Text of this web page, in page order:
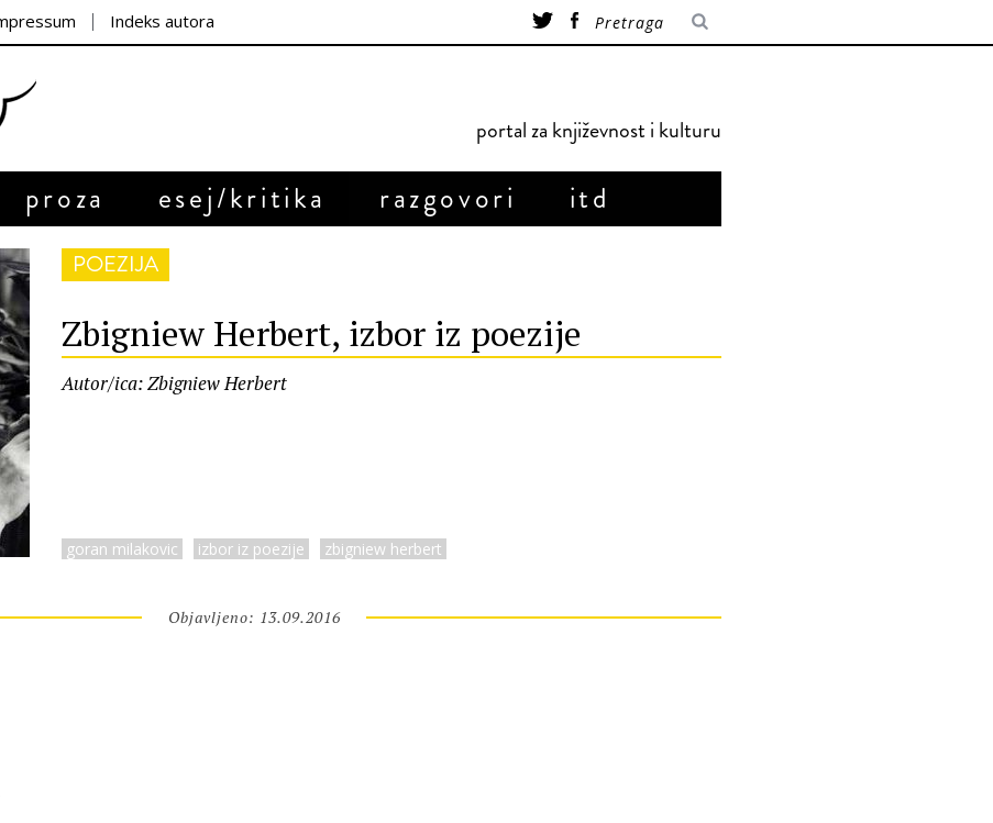
Indeks autora
portal za književnost i kulturu
proza esej/kritika razgovori itd
POEZIJA
Zbigniew Herbert, izbor iz poezije
Autor/ica: Zbigniew Herbert
goran milakovic izbor iz poezije zbigniew herbert
Objavljeno: 13.09.2016